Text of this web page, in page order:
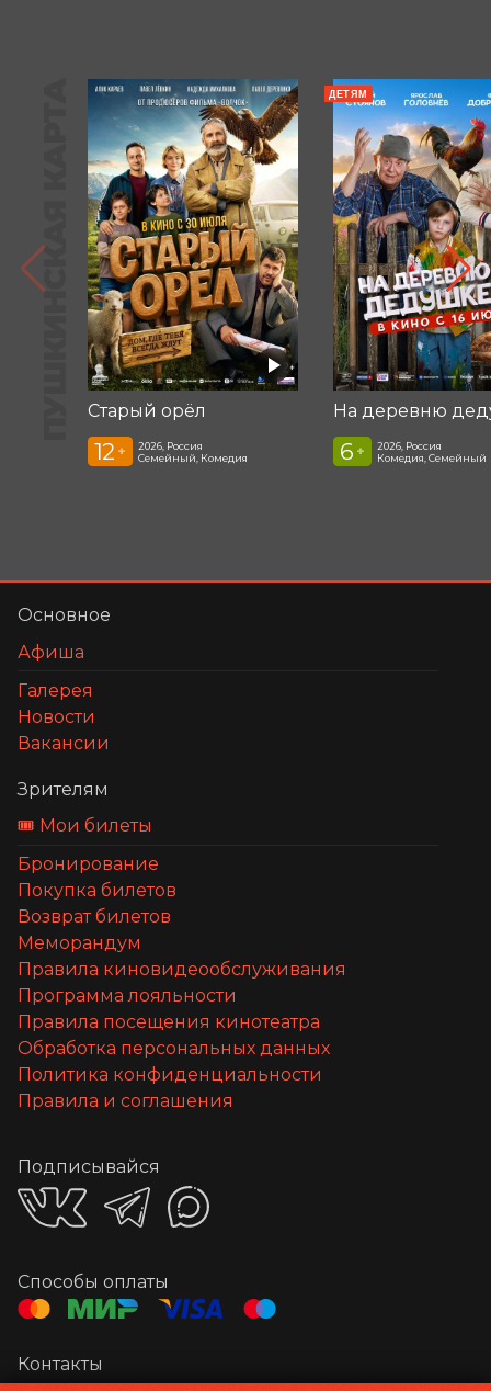
ПУШКИНСКАЯ КАРТА Старый орёл
12 +
2026, Россия
Семейный, Комедия
ДЕТЯМ
6 +
2026, Россия
Комедия, Семейный
Основное
Афиша
Галерея
Новости
Вакансии
Зрителям
🎟️ Мои билеты
Бронирование
Покупка билетов
Возврат билетов
Меморандум
Правила киновидеообслуживания
Программа лояльности
Правила посещения кинотеатра
Обработка персональных данных
Политика конфиденциальности
Правила и соглашения
Подписывайся
Способы оплаты
Контакты